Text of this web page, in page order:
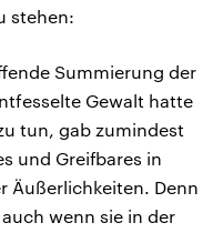
stehen:
Summierung der
Gewalt hatte
tun, gab zumindest
und Greifbares in
Äußerlichkeiten. Denn
wenn sie in der